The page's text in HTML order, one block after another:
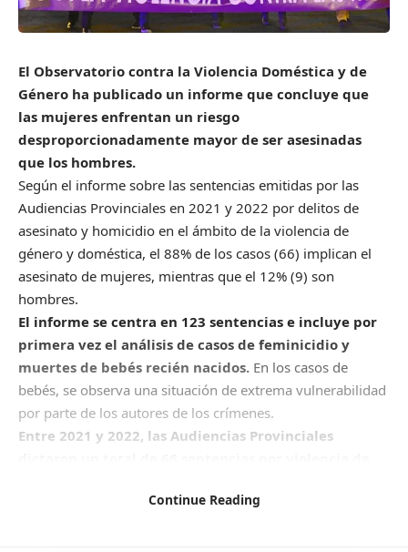
El Observatorio contra la Violencia Doméstica y de
Género ha publicado un informe que concluye que
las mujeres enfrentan un riesgo
desproporcionadamente mayor de ser asesinadas
que los hombres.
Según el informe sobre las sentencias emitidas por las
Audiencias Provinciales en 2021 y 2022 por delitos de
asesinato y homicidio en el ámbito de la violencia de
género y doméstica, el 88% de los casos (66) implican el
asesinato de mujeres, mientras que el 12% (9) son
hombres.
El informe se centra en 123 sentencias e incluye por
primera vez el análisis de casos de feminicidio y
muertes de bebés recién nacidos. En los casos de
bebés, se observa una situación de extrema vulnerabilidad
por parte de los autores de los crímenes.
Entre 2021 y 2022, las Audiencias Provinciales
condenando por delito de asesinato en un 75% de los
Continue Reading